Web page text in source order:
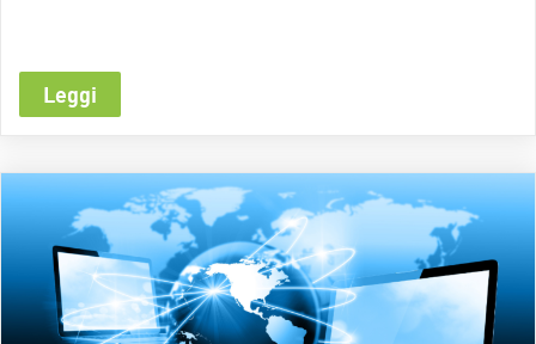
Leggi